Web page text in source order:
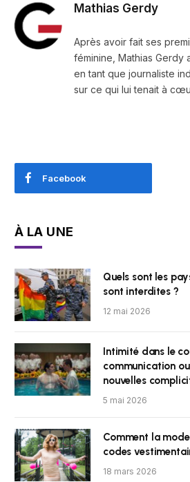
Mathias Gerdy
Après avoir fait ses
féminine, Mathias Gerdy
en tant que journaliste
sur ce qui lui tenait à
Facebook
À LA UNE
Quels sont les
sont interdites ?
12 mai 2026
Intimité dans le
communication
nouvelles
5 mai 2026
Comment la
codes
18 mars 2026